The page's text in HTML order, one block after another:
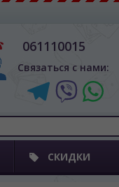
061110015
Связаться с нами:
СКИДКИ